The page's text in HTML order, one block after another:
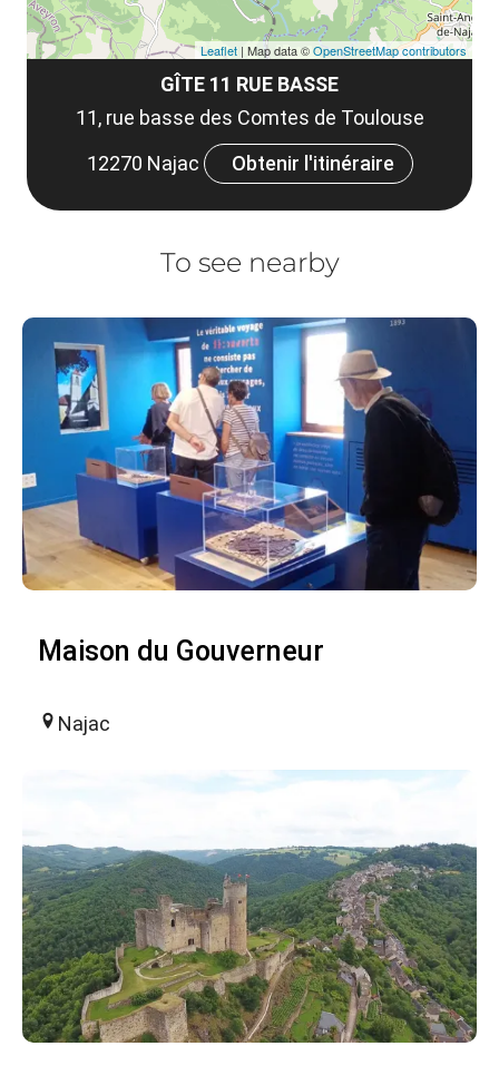
GÎTE 11 RUE BASSE
11, rue basse des Comtes de Toulouse
12270 Najac
Obtenir l'itinéraire
Leaflet | Map data ©OpenStreetMap contributors
To see nearby
Maison du Gouverneur
Najac